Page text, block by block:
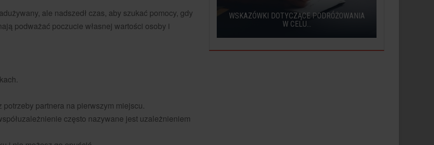
ale nadszedł czas, aby szukać pomocy, gdy
podważać poczucie własnej wartości osoby i
partnera na pierwszym miejscu.
często nazywane jest uzależnieniem
CO TO JEST WSPÓŁUZALEŻNIENIE?
WSKAZÓWKI DOTYCZĄCE PODRÓŻOWANIA
W CELU...